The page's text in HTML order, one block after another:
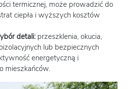
termicznej, może prowadzić do
ciepła i wyższych kosztów
detali: przeszklenia, okucia,
lub bezpiecznych
energetyczną i
mieszkańców.